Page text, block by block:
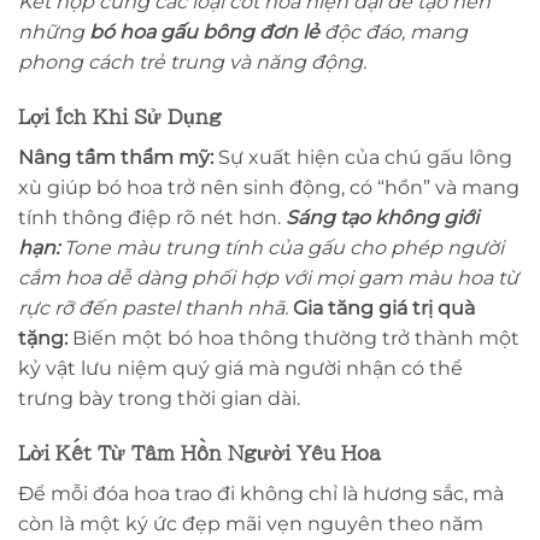
những bó hoa gấu bông đơn lẻđộc đáo, mang
phong cách trẻ trung và năng động.
Lợi Ích Khi Sử Dụng
Nâng tầm thẩm mỹ: Sự xuất hiện của chú gấu lông
xù giúp bó hoa trở nên sinh động, có “hồn” và mang
tính thông điệp rõ nét hơn. Sáng tạo không giới
hạn:Tone màu trung tính của gấu cho phép người
cắm hoa dễ dàng phối hợp với mọi gam màu hoa từ
rực rỡ đến pastel thanh nhã. Gia tăng giá trị quà
tặng: Biến một bó hoa thông thường trở thành một
kỷ vật lưu niệm quý giá mà người nhận có thể
trưng bày trong thời gian dài.
Lời Kết Từ Tâm Hồn Người Yêu Hoa
Để mỗi đóa hoa trao đi không chỉ là hương sắc, mà
còn là một ký ức đẹp mãi vẹn nguyên theo năm